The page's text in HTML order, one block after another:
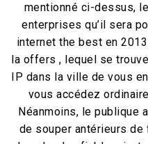
mentionné ci-dessus,
enterprises qu’il sera
internet the best en
la offers , lequel se
IP dans la ville de vous
vous accédez
Néanmoins, le publique
de souper antérieurs de